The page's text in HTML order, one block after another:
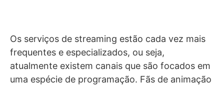
Os serviços de streaming estão cada vez mais
frequentes e especializados, ou seja,
atualmente existem canais que são focados em
uma espécie de programação. Fãs de animação